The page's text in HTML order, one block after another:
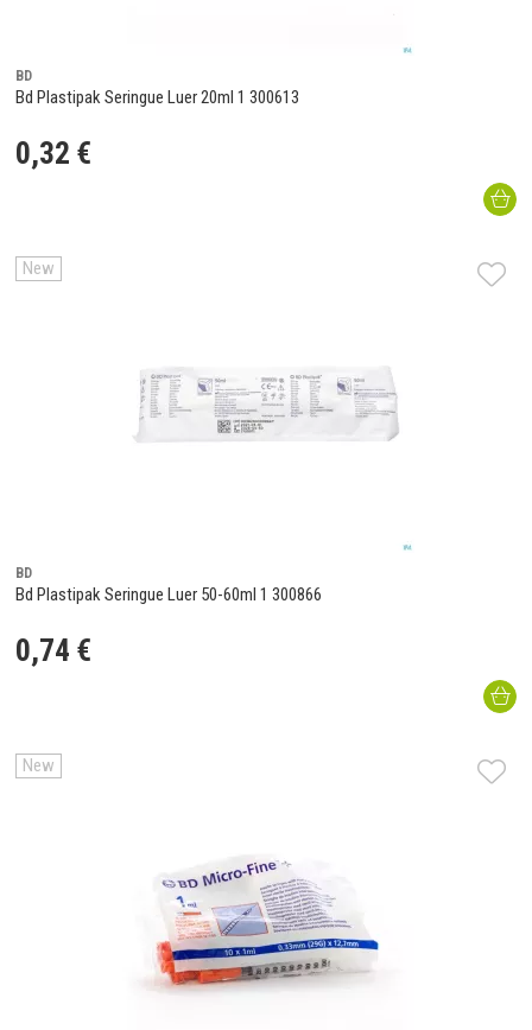
BD
Bd Plastipak Seringue Luer 20ml 1 300613
0,32 €
New
BD
Bd Plastipak Seringue Luer 50-60ml 1 300866
0,74 €
New